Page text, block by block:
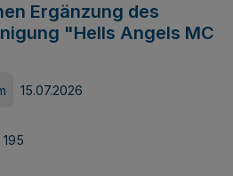
Ergänzung des
"Hells Angels MC
15.07.2026
195